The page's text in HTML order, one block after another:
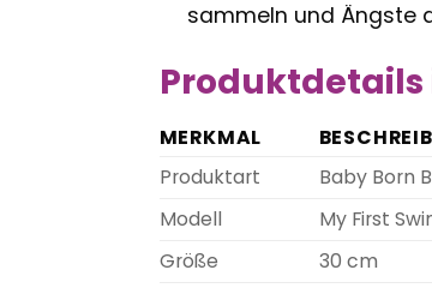
sammeln und Ängste
MERKMAL
Produktart
Baby Born
Modell
My First
Größe
30 cm